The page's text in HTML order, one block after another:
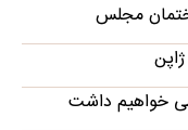
مجلس
خواهیم داشت